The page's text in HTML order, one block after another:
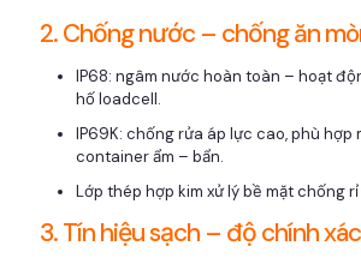
2. Chống nước – chống ăn
IP68: ngâm nước hoàn toàn – hoạt
hố loadcell.
IP69K: chống rửa áp lực cao, phù hợp
container ẩm – bẩn.
Lớp thép hợp kim xử lý bề mặt chống
3. Tín hiệu sạch – độ chính